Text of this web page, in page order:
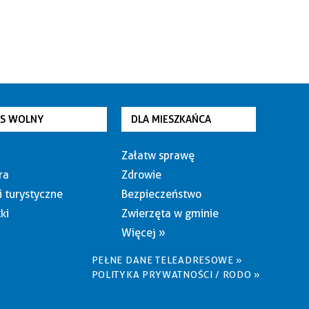
WOLNY
turystyczne
DLA MIESZKAŃCA
Załatw sprawę
Zdrowie
Bezpieczeństwo
Zwierzęta w gminie
Więcej »
PEŁNE DANE TELEADRESOWE »
POLITYKA PRYWATNOŚCI / RODO »